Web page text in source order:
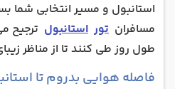
استانبول و مسیر انتخابی شما
مسافران تور استانبول ترجیح
طول روز طی کنند تا از مناظر
فاصله هوایی بدروم تا